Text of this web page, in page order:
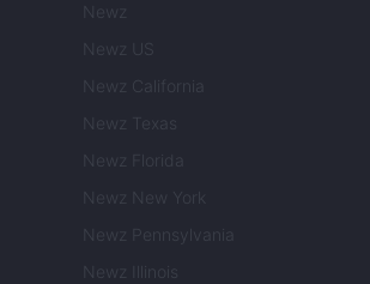
Newz
Newz US
Newz California
Newz Texas
Newz Florida
Newz New York
Newz Pennsylvania
Newz Illinois